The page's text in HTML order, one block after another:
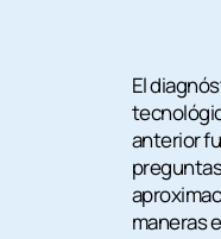
El
anterior
maneras